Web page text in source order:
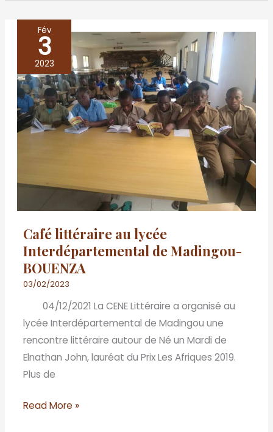
Fév
3
2023
Café littéraire au lycée
Interdépartemental de Madingou-
BOUENZA
03/02/2023
04/12/2021 La CENE Littéraire a organisé au
lycée Interdépartemental de Madingou une
rencontre littéraire autour de Né un Mardi de
Elnathan John, lauréat du Prix Les Afriques 2019.
Plus de
Café
littéraire
au
lycée
Interdépartemental
de
Read More »